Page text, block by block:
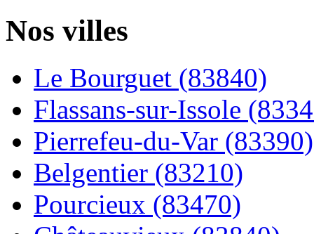
Nos villes
Le Bourguet (83840)
Flassans-sur-Issole
Pierrefeu-du-Var (83390)
Belgentier (83210)
Pourcieux (83470)